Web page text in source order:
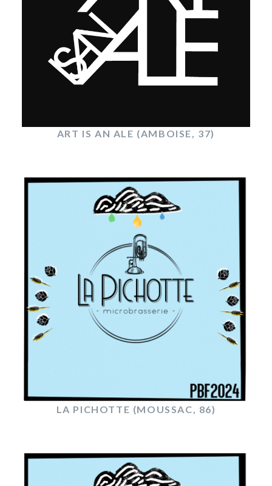
ART IS AN ALE (AMBOISE, 37)
LA PICHOTTE (MOUSSAC, 86)